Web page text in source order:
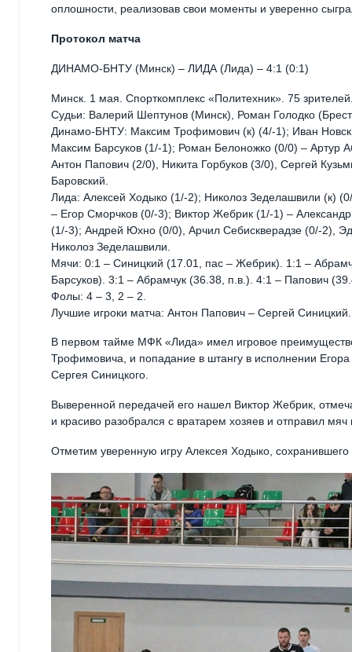
оплошности, реализовав свои моменты и уверенно
Протокол матча
ДИНАМО-БНТУ (Минск) – ЛИДА (Лида) – 4:1 (0:1)
Минск. 1 мая. Спорткомплекс «Политехник». 75
Судьи: Валерий Шептунов (Минск), Роман Голодко
Динамо-БНТУ: Максим Трофимович (к) (4/-1); Иван
Максим Барсуков (1/-1); Роман Белоножко (0/0) – Артур
Антон Папович (2/0), Никита Горбуков (3/0), Сергей
Баровский.
Лида: Алексей Ходыко (1/-2); Николоз Зеделашвили (к)
– Егор Сморчков (0/-3); Виктор Жебрик (1/-1) –
(1/-3); Андрей Юхно (0/0), Арчил Себискверадзе (0/-2),
Николоз Зеделашвили.
Мячи: 0:1 – Синицкий (17.01, пас – Жебрик). 1:1 –
Барсуков). 3:1 – Абрамчук (36.38, п.в.). 4:1 – Папович
Фолы: 4 – 3, 2 – 2.
Лучшие игроки матча: Антон Папович – Сергей Синицкий.
В первом тайме МФК «Лида» имел игровое
Трофимовича, и попадание в штангу в исполнении
Сергея Синицкого.
Выверенной передачей его нашел Виктор Жебрик,
и красиво разобрался с вратарем хозяев и отправил мяч
Отметим уверенную игру Алексея Ходыко,